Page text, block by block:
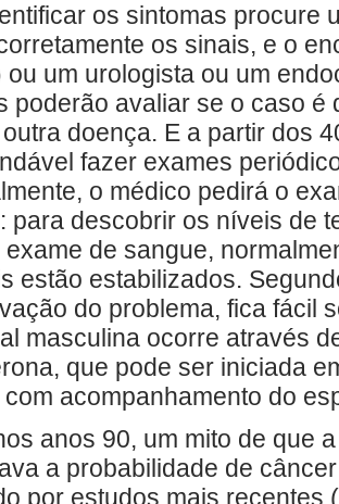
os sintomas procure
os sinais, e o
ou um urologista ou um
poderão avaliar se o caso é
doença. E a partir dos
fazer exames
o médico pedirá o
para descobrir os níveis de
de sangue,
estão estabilizados.
do problema, fica fácil
masculina ocorre através
que pode ser iniciada
acompanhamento do
anos 90, um mito de que
a probabilidade de
por estudos mais recentes